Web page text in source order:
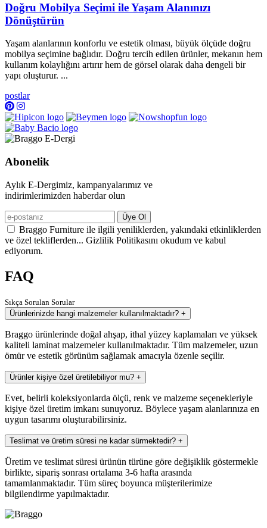
Doğru Mobilya Seçimi ile Yaşam Alanınızı
Dönüştürün
Yaşam alanlarının konforlu ve estetik olması, büyük ölçüde doğru
mobilya seçimine bağlıdır. Doğru tercih edilen ürünler, mekanın hem
kullanım kolaylığını artırır hem de görsel olarak daha dengeli bir
yapı oluşturur. ...
postlar
Abonelik
Aylık E-Dergimiz, kampanyalarımız ve
indirimlerimizden haberdar olun
Üye Ol
Braggo Furniture ile ilgili yeniliklerden, yakındaki etkinliklerden
ve özel tekliflerden... Gizlilik Politikasını okudum ve kabul
ediyorum.
FAQ
Sıkça Sorulan Sorular
Ürünlerinizde hangi malzemeler kullanılmaktadır? +
Braggo ürünlerinde doğal ahşap, ithal yüzey kaplamaları ve yüksek
kaliteli laminat malzemeler kullanılmaktadır. Tüm malzemeler, uzun
ömür ve estetik görünüm sağlamak amacıyla özenle seçilir.
Ürünler kişiye özel üretilebiliyor mu? +
Evet, belirli koleksiyonlarda ölçü, renk ve malzeme seçenekleriyle
kişiye özel üretim imkanı sunuyoruz. Böylece yaşam alanlarınıza en
uygun tasarımı oluşturabilirsiniz.
Teslimat ve üretim süresi ne kadar sürmektedir? +
Üretim ve teslimat süresi ürünün türüne göre değişiklik göstermekle
birlikte, sipariş sonrası ortalama 3-6 hafta arasında
tamamlanmaktadır. Tüm süreç boyunca müşterilerimize
bilgilendirme yapılmaktadır.